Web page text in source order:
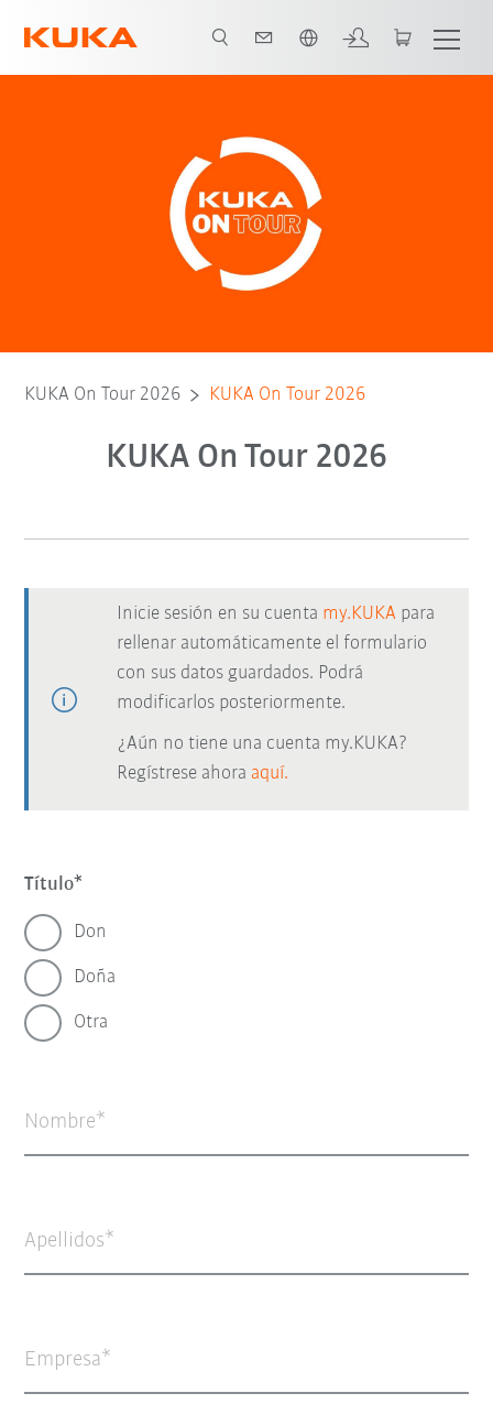
KUKA On Tour 2026 KUKA On Tour 2026
KUKA On Tour 2026
Inicie sesión en su cuenta my.KUKA para
rellenar automáticamente el formulario
con sus datos guardados. Podrá
modificarlos posteriormente.
¿Aún no tiene una cuenta my.KUKA?
Regístrese ahora aquí.
Título
Don
Doña
Otra
Nombre
Apellidos
Empresa